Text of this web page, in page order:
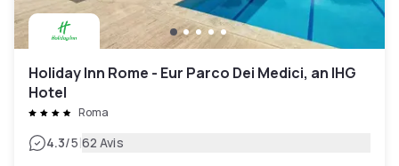
Holiday Inn Rome - Eur Parco Dei Medici, an IHG
Hotel
Roma
4.3/5|62 Avis